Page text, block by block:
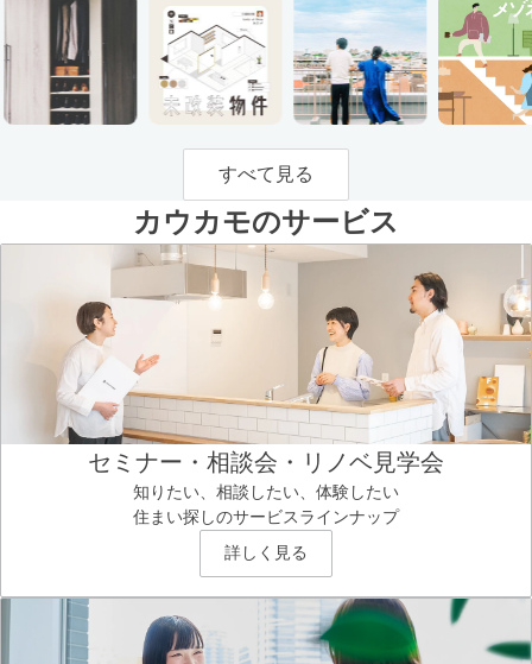
すべて見る
カウカモのサービス
セミナー・相談会・リノベ見学会
知りたい、相談したい、体験したい
住まい探しのサービスラインナップ
詳しく見る